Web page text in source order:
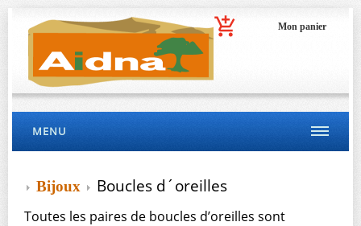
Mon panier
MENU
Bijoux Boucles d´oreilles
Toutes les paires de boucles d’oreilles sont